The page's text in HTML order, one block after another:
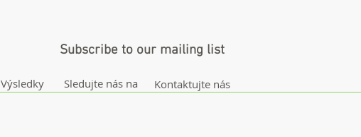
Subscribe to our mailing list
Výsledky Sledujte nás na Kontaktujte nás